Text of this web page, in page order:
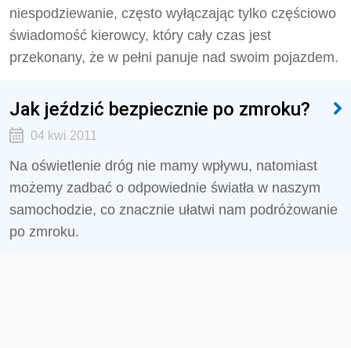
niespodziewanie, często wyłączając tylko częściowo
świadomość kierowcy, który cały czas jest
przekonany, że w pełni panuje nad swoim pojazdem.
Jak jeździć bezpiecznie po zmroku?
04 kwi 2011
Na oświetlenie dróg nie mamy wpływu, natomiast
możemy zadbać o odpowiednie światła w naszym
samochodzie, co znacznie ułatwi nam podróżowanie
po zmroku.